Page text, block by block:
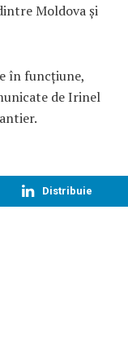
Moldova și
în funcțiune,
de Irinel
Distribuie